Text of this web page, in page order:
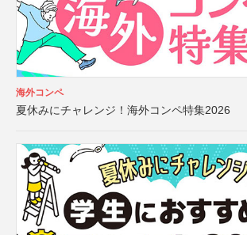
海外コンペ
夏休みにチャレンジ！海外コンペ特集2026